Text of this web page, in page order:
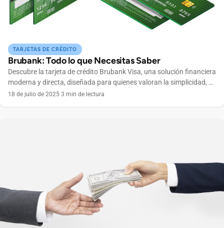
TARJETAS DE CRÉDITO
Brubank: Todo lo que Necesitas Saber
Descubre la tarjeta de crédito Brubank Visa, una solución financiera
moderna y directa, diseñada para quienes valoran la simplicidad, el
control total desde una app y la seguridad en cada una de sus
18 de julio de 2025·3 min de lectura